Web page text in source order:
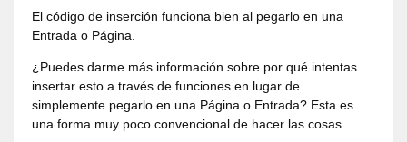
El código de inserción funciona bien al pegarlo en una
Entrada o Página.
¿Puedes darme más información sobre por qué intentas
insertar esto a través de funciones en lugar de
simplemente pegarlo en una Página o Entrada? Esta es
una forma muy poco convencional de hacer las cosas.